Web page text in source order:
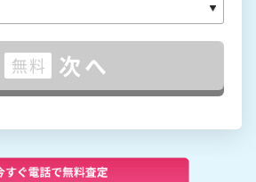
無料 次へ